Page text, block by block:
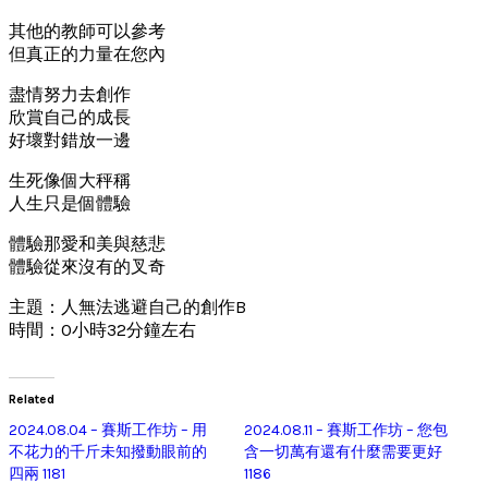
其他的教師可以參考
但真正的力量在您內
盡情努力去創作
欣賞自己的成長
好壞對錯放一邊
生死像個大秤稱
人生只是個體驗
體驗那愛和美與慈悲
體驗從來沒有的叉奇
主題：人無法逃避自己的創作B
時間：0小時32分鐘左右
Related
2024.08.04 – 賽斯工作坊 – 用
不花力的千斤未知撥動眼前的
四兩 1181
2024.08.11 – 賽斯工作坊 – 您包
含一切萬有還有什麼需要更好
1186